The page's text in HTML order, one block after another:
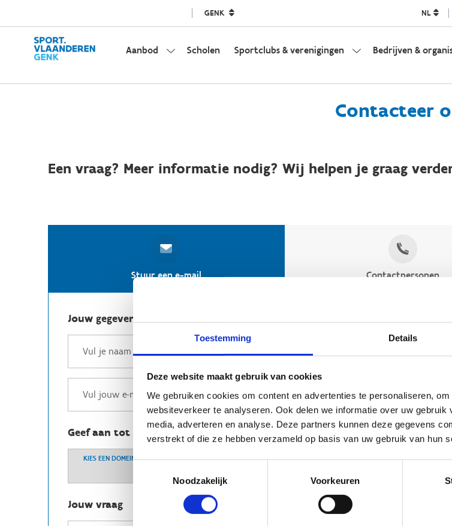
Toestemming Details
Deze website maakt gebruik van cookies
We gebruiken cookies om content en advertenties te personaliseren,
websiteverkeer te analyseren. Ook delen we informatie over uw
media, adverteren en analyse. Deze partners kunnen deze gegevens
verstrekt of die ze hebben verzameld op basis van uw gebruik van hun
Noodzakelijk
Voorkeuren
GENK NL
Aanbod Scholen Sportclubs & verenigingen Bedrijven &
Contacteer
Een vraag? Meer informatie nodig? Wij helpen je graag
Stuur een e-mail Contactpersonen
Jouw gegevens
Geef aan tot welk domein jouw vraag behoort
KIES EEN DOMEIN
Jouw vraag